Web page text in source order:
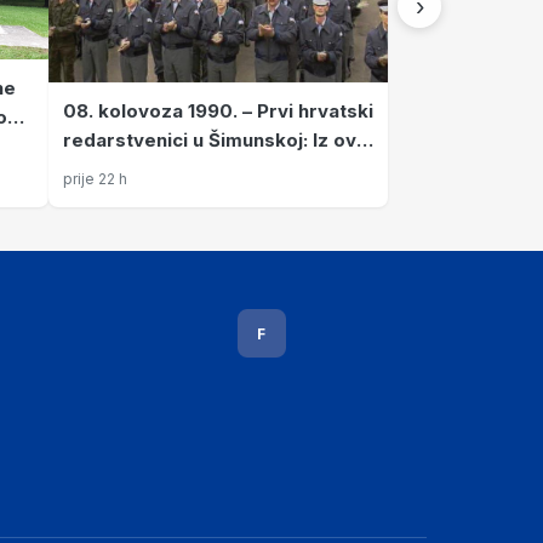
08. kolovoza 1990. – Prvi hrvatski
redarstvenici u Šimunskoj: Iz ove
je postrojbe izrasla obrana
prije 22 h
F